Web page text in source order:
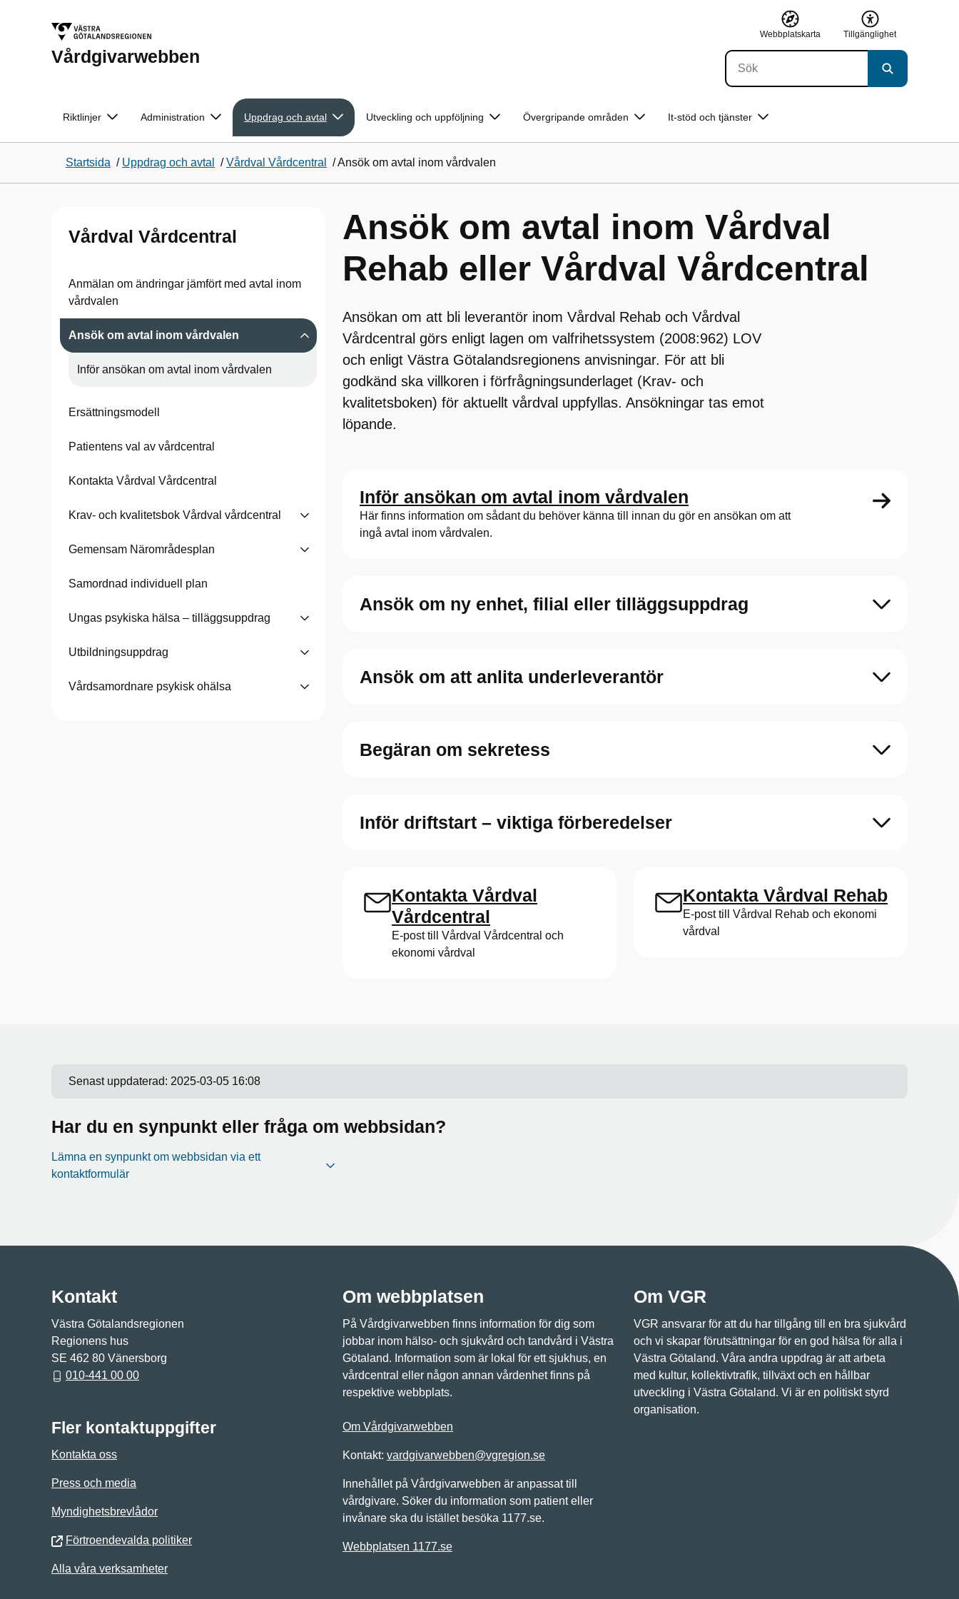
Vårdgivarwebben
Webbplatskarta Tillgänglighet
Riktlinjer Administration Uppdrag och avtal Utveckling och uppföljning Övergripande områden It-stöd och tjänster
Startsida / Uppdrag och avtal /Vårdval Vårdcentral /Ansök om avtal inom vårdvalen
Vårdval Vårdcentral
Anmälan om ändringar jämfört med avtal inom
vårdvalen
Ansök om avtal inom vårdvalen
Inför ansökan om avtal inom vårdvalen
Ersättningsmodell
Patientens val av vårdcentral
Kontakta Vårdval Vårdcentral
Krav- och kvalitetsbok Vårdval vårdcentral
Gemensam Närområdesplan
Samordnad individuell plan
Ungas psykiska hälsa – tilläggsuppdrag
Utbildningsuppdrag
Vårdsamordnare psykisk ohälsa
Ansök om avtal inom Vårdval
Rehab eller Vårdval Vårdcentral
Ansökan om att bli leverantör inom Vårdval Rehab och Vårdval
Vårdcentral görs enligt lagen om valfrihetssystem (2008:962) LOV
och enligt Västra Götalandsregionens anvisningar. För att bli
godkänd ska villkoren i förfrågningsunderlaget (Krav- och
kvalitetsboken) för aktuellt vårdval uppfyllas. Ansökningar tas emot
löpande.
Inför ansökan om avtal inom vårdvalen
Här finns information om sådant du behöver känna till innan du gör en ansökan om att
ingå avtal inom vårdvalen.
Ansök om ny enhet, filial eller tilläggsuppdrag
Ansök om att anlita underleverantör
Begäran om sekretess
Inför driftstart – viktiga förberedelser
Kontakta Vårdval
Vårdcentral
E-post till Vårdval Vårdcentral och
ekonomi vårdval
Kontakta Vårdval Rehab
E-post till Vårdval Rehab och ekonomi
vårdval
Senast uppdaterad: 2025-03-05 16:08
Har du en synpunkt eller fråga om webbsidan?
Lämna en synpunkt om webbsidan via ett
kontaktformulär
Kontakt
Västra Götalandsregionen
Regionens hus
SE 462 80 Vänersborg
010-441 00 00
Fler kontaktuppgifter
Kontakta oss
Press och media
Myndighetsbrevlådor
Förtroendevalda politiker
Alla våra verksamheter
Om webbplatsen
På Vårdgivarwebben finns information för dig som
jobbar inom hälso- och sjukvård och tandvård i Västra
Götaland. Information som är lokal för ett sjukhus, en
vårdcentral eller någon annan vårdenhet finns på
respektive webbplats.
Om Vårdgivarwebben
Kontakt: vardgivarwebben@vgregion.se
Innehållet på Vårdgivarwebben är anpassat till
vårdgivare. Söker du information som patient eller
invånare ska du istället besöka 1177.se.
Webbplatsen 1177.se
Om VGR
VGR ansvarar för att du har tillgång till en bra sjukvård
och vi skapar förutsättningar för en god hälsa för alla i
Västra Götaland. Våra andra uppdrag är att arbeta
med kultur, kollektivtrafik, tillväxt och en hållbar
utveckling i Västra Götaland. Vi är en politiskt styrd
organisation.